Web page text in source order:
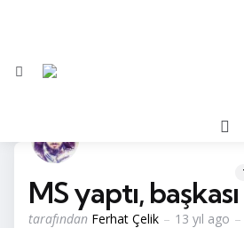
Menü
MS yaptı,
tarafından
tarafından Ferhat Çelik 13 yıl ago